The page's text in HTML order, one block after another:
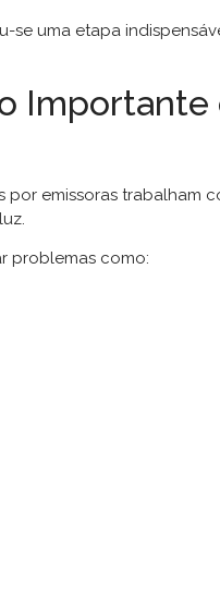
se uma etapa
Importante
por emissoras trabalham
problemas como: